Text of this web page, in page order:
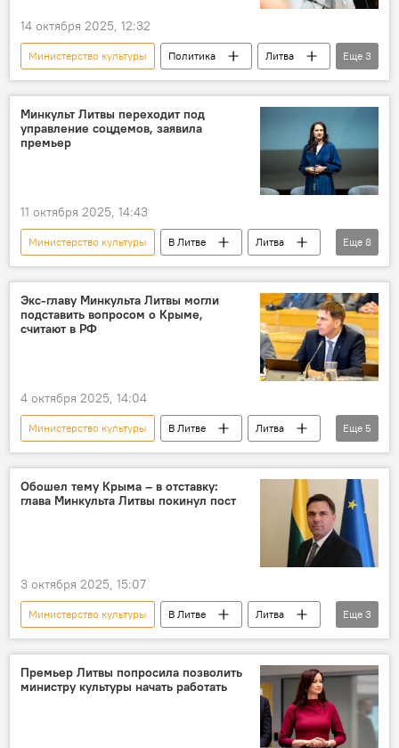
14 октября 2025, 12:32
Министерство культуры Политика
Литва
коалиция
Ремигиюс Жемайтайтис
"Заря Нямунаса"
Еще 3
Минкульт Литвы переходит под
управление соцдемов, заявила
премьер
11 октября 2025, 14:43
Министерство культуры В Литве
Литва
Политика
Общество
Формирование правительства Ругинене
коалиция
Социал-демократическая партия Литвы (СДПЛ)
Миндаугас Синкявичюс
Еще 8
Экс-главу Минкульта Литвы могли
подставить вопросом о Крыме,
считают в РФ
4 октября 2025, 14:04
Министерство культуры В Литве
Литва
Политика
Общество
Формирование правительства Ругинене
скандал
Крым
Еще 5
Обошел тему Крыма – в отставку:
глава Минкульта Литвы покинул пост
3 октября 2025, 15:07
Министерство культуры В Литве
Литва
Политика
Общество
Формирование правительства Ругинене
Еще 3
Премьер Литвы попросила позволить
министру культуры начать работать